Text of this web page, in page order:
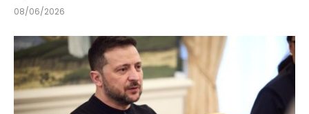
08/06/2026